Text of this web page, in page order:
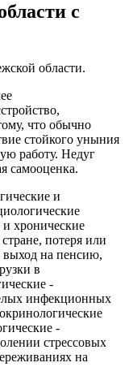
с
области.
что обычно
стойкого уныния
работу. Недуг
самооценка.
и
хронические
потеря или
выход на пенсию,
в
-
инфекционных
-
стрессовых
на